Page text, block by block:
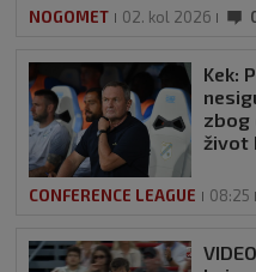
NOGOMET 02. kol 2026
Kek:
zbog
život
CONFERENCE LEAGUE 08:25